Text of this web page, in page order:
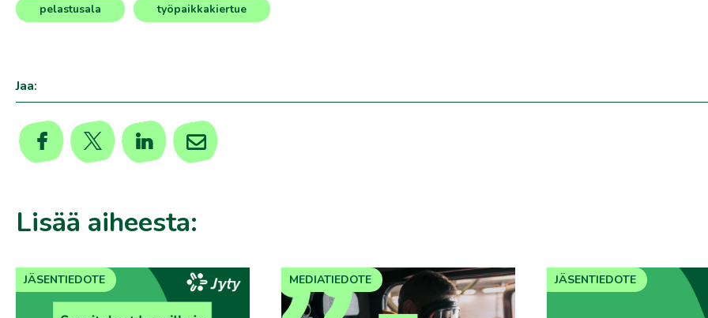
pelastusala työpaikkakiertue
Jaa:
Lisää aiheesta:
JÄSENTIEDOTE MEDIATIEDOTE JÄSENTIEDOTE